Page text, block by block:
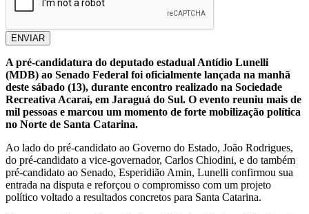
ENVIAR
A pré-candidatura do deputado estadual Antídio Lunelli
(MDB) ao Senado Federal foi oficialmente lançada na manhã
deste sábado (13), durante encontro realizado na Sociedade
Recreativa Acaraí, em Jaraguá do Sul. O evento reuniu mais de
mil pessoas e marcou um momento de forte mobilização política
no Norte de Santa Catarina.
Ao lado do pré-candidato ao Governo do Estado, João Rodrigues,
do pré-candidato a vice-governador, Carlos Chiodini, e do também
pré-candidato ao Senado, Esperidião Amin, Lunelli confirmou sua
entrada na disputa e reforçou o compromisso com um projeto
político voltado a resultados concretos para Santa Catarina.